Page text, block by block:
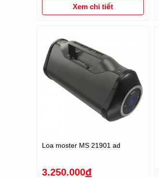
Xem chi tiết
Loa moster MS 21901 ad
3.250.000đ